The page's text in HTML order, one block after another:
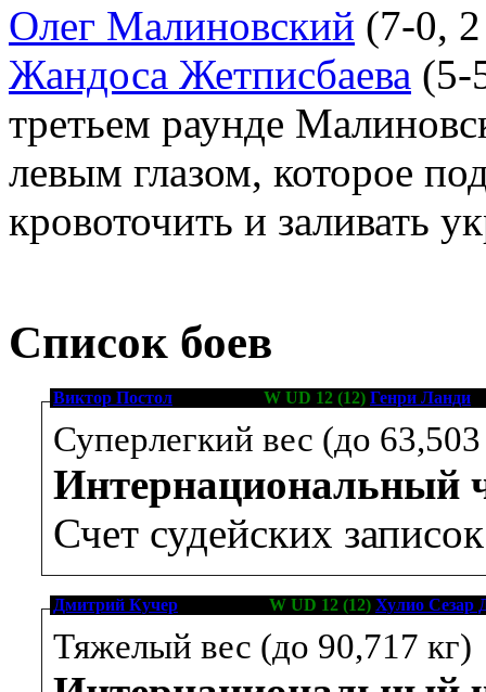
Олег Малиновский (7-0,
Жандоса Жетписбаева (5-
третьем раунде
левым глазом, которое
кровоточить и заливать
Список боев
Виктор Постол W UD 12 (12) Генри Ланди
Суперлегкий вес (до
Интернациональный
Счет судейских
Дмитрий Кучер W UD 12 (12) Хулио Сезар
Тяжелый вес (до 90,717 кг)